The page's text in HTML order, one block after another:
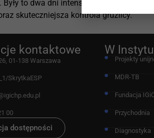
Były to dwa dni intensywnej wymiany
skuteczniejsza kontrola gruźlicy.
kontaktowe
01-138 Warszawa
SkrytkaESP
00
dostępności
W
Projekty
MDR-TB
Fundacja
Przychodnia
Diagnostyka